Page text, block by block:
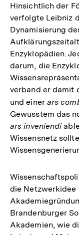
Hinsichtlich der
verfolgte Leibniz
Dynamisierung
Enzyklopädien.
darum, die
verband er damit
und einer ars
Gewusstem das
ars inveniendi
Wissensnetz
die Netzwerkidee
Brandenburger
Akademien, wie